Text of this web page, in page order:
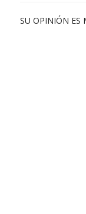
SU OPINIÓN ES